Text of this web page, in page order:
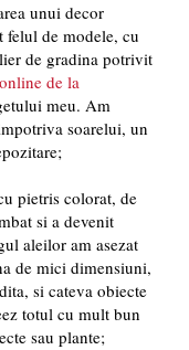
unui decor
de modele, cu
de gradina potrivit
de la
meu. Am
soarelui, un
pietris colorat, de
si a devenit
aleilor am asezat
de mici dimensiuni,
si cateva obiecte
totul cu mult bun
sau plante;